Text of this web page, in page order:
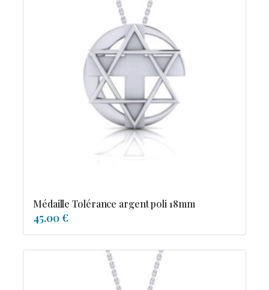
Médaille Tolérance argent poli 18mm
45.00 €